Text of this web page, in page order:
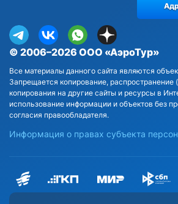
© 2006–2026 ООО «АэроТур»
Все материалы данного сайта являются
Запрещается копирование, распространение
копирования на другие сайты и ресурсы в
использование информации и объектов без
согласия правообладателя.
Информация о правах субъекта